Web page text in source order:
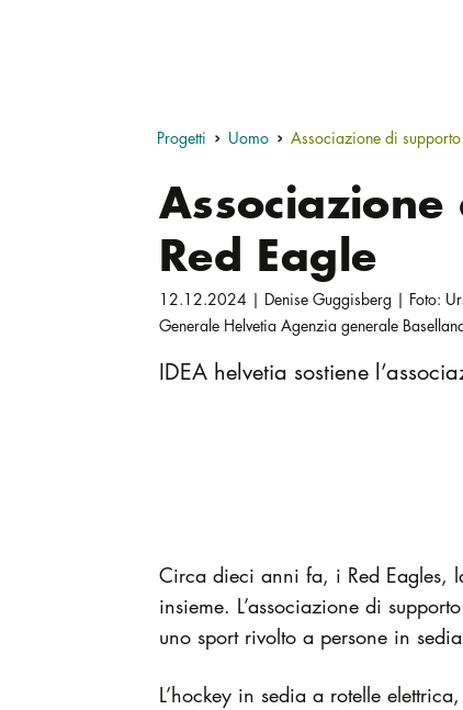
Progetti Uomo Associazione di supporto
Red Eagle
12.12.2024 | Denise Guggisberg | Foto:
Generale Helvetia Agenzia generale
IDEA helvetia sostiene
Circa dieci anni fa, i Red Eagles,
insieme. L’associazione di
uno sport rivolto a persone in
L’hockey in sedia a rotelle